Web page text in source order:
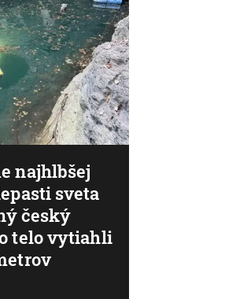
najhlbšej
sveta
český
telo vytiahli